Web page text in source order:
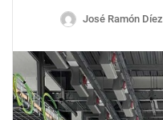
José Ramón Díez